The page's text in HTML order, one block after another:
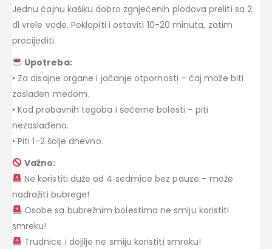
Jednu čajnu kašiku dobro zgnječenih plodova preliti sa 2
dl vrele vode. Poklopiti i ostaviti 10-20 minuta, zatim
procijediti.
Upotreba:
• Za disajne organe i jačanje otpornosti – čaj može biti
zaslađen medom.
• Kod probavnih tegoba i šećerne bolesti – piti
nezaslađeno.
• Piti 1-2 šolje dnevno.
Važno:
Ne koristiti duže od 4 sedmice bez pauze – može
nadražiti bubrege!
Osobe sa bubrežnim bolestima ne smiju koristiti
smreku!
Trudnice i dojilje ne smiju koristiti smreku!